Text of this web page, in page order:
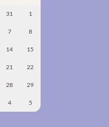
31 1
7 8
14 15
21 22
28 29
4 5